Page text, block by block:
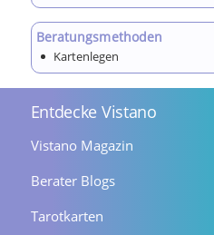
Beratungsmethoden
Kartenlegen
Entdecke Vistano
Vistano Magazin
Berater Blogs
Tarotkarten